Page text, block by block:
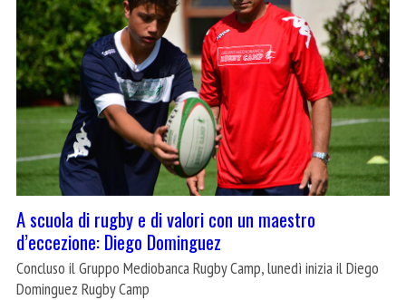
A scuola di rugby e di valori con un maestro
d’eccezione: Diego Dominguez
Concluso il Gruppo Mediobanca Rugby Camp, lunedì inizia il Diego
Dominguez Rugby Camp